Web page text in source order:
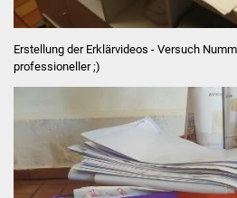
Erstellung der Erklärvideos - Versuch
professioneller ;)